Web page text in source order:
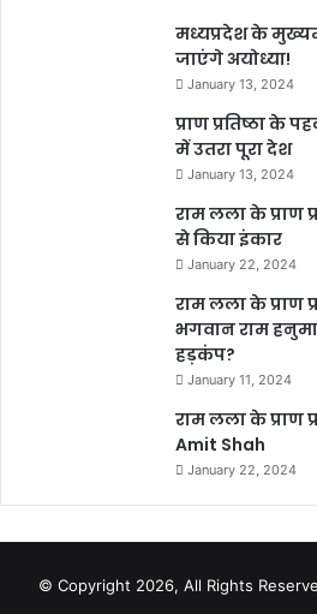
मध्यप्रदेश के
जाएंगे अयोध्या!
January 13, 2024
प्राण प्रतिष्ठा के
में उतरा पूरा देश
January 13, 2024
राम लला के प्राण
से किया इंकार
January 22, 2024
राम लला के प्राण
भगवान राम
हड़कंप?
January 11, 2024
राम लला के प्राण
Amit Shah
January 22, 2024
© Copyright 2026, All Rights